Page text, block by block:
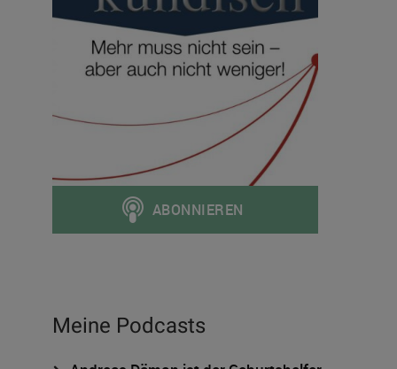
Meine Podcasts